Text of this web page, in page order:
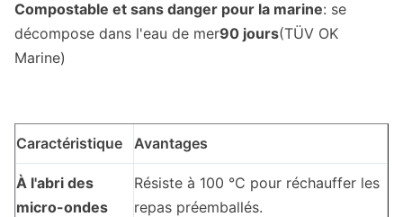
Compostable et sans danger pour la marine: se
décompose dans l'eau de mer90 jours(TÜV OK
Marine)
Caractéristique Avantages
À l'abri des
micro-ondes
Résiste à 100 °C pour réchauffer les
repas préemballés.